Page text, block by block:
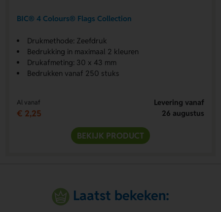
BIC® 4 Colours® Flags Collection
Drukmethode: Zeefdruk
Bedrukking in maximaal 2 kleuren
Drukafmeting: 30 x 43 mm
Bedrukken vanaf 250 stuks
Al vanaf
€ 2,25
Levering vanaf
26 augustus
BEKIJK PRODUCT
Laatst bekeken: